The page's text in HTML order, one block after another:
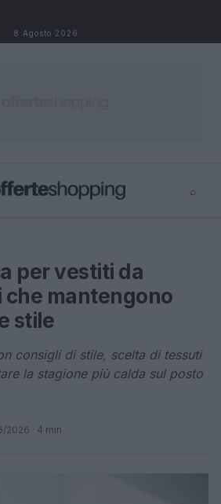
8 Agosto 2026
⌕
per vestiti da
mantengono
stile
consigli di stile, scelta di tessuti
la stagione più calda sul posto
2026 · 4 min